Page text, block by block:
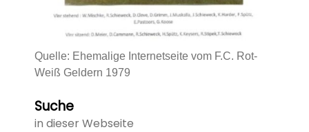
Quelle: Ehemalige Internetseite vom F.C. Rot-
Weiß Geldern 1979
Suche
in dieser Webseite